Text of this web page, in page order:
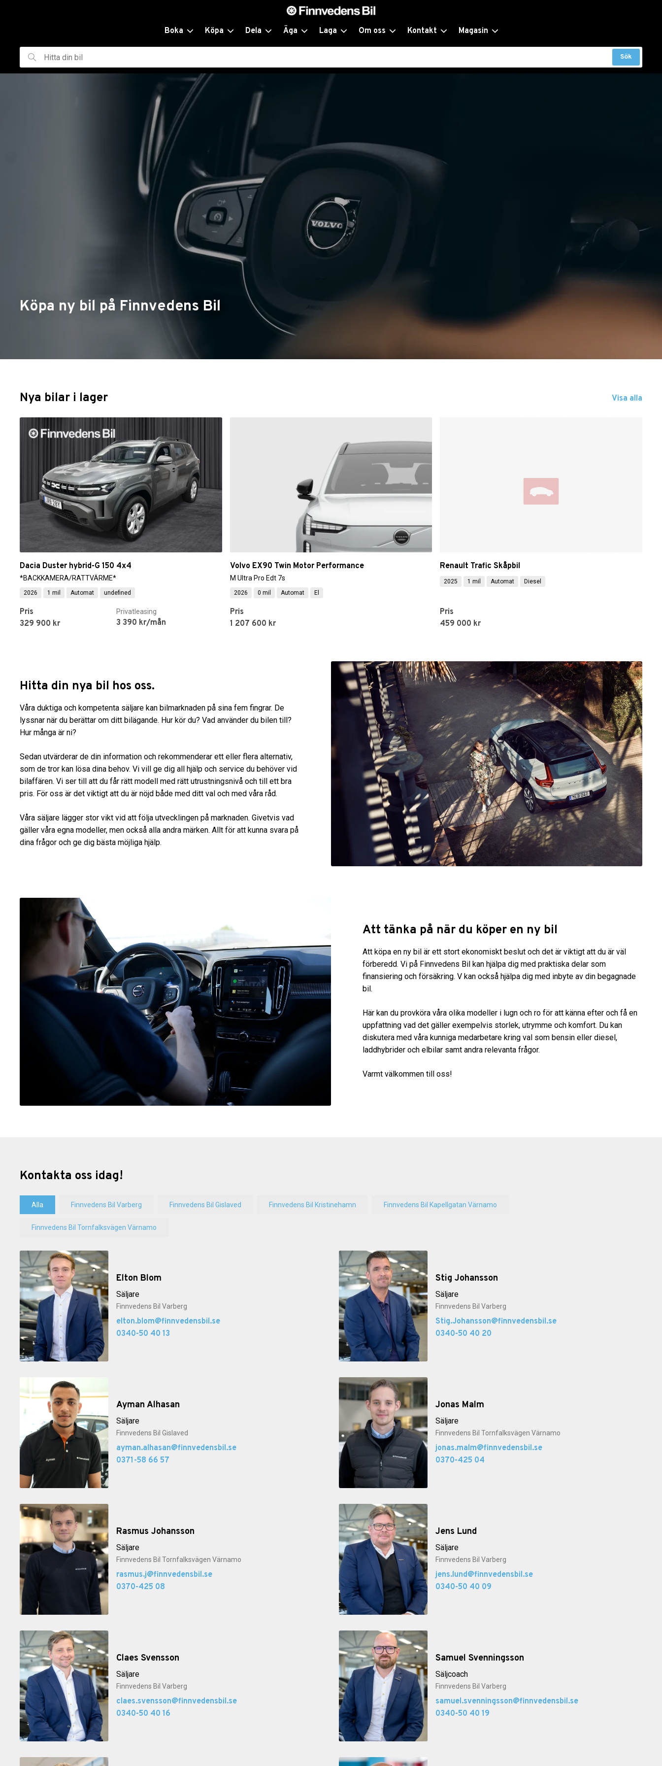
Boka
Köpa Dela Äga Laga Om oss Kontakt Magasin
Hitta
din
Sök
Köpa ny bil på Finnvedens Bil
Nya bilar i lager Visa alla
Dacia Duster hybrid-G 150 4x4
*BACKKAMERA/RATTVÄRME*
2026 1 mil Automat undefined
Pris
329 900 kr
Privatleasing
3 390 kr/mån
Volvo EX90 Twin Motor Performance
M Ultra Pro Edt 7s
2026 0 mil Automat El
Pris
1 207 600 kr
Renault Trafic Skåpbil
2025 1 mil Automat Diesel
Pris
459 000 kr
Hitta din nya bil hos oss.
Våra duktiga och kompetenta säljare kan bilmarknaden på sina fem fingrar. De
lyssnar när du berättar om ditt bilägande. Hur kör du? Vad använder du bilen till?
Hur många är ni?
Sedan utvärderar de din information och rekommenderar ett eller flera alternativ,
som de tror kan lösa dina behov. Vi vill ge dig all hjälp och service du behöver vid
bilaffären. Vi ser till att du får rätt modell med rätt utrustningsnivå och till ett bra
pris. För oss är det viktigt att du är nöjd både med ditt val och med våra råd.
Våra säljare lägger stor vikt vid att följa utvecklingen på marknaden. Givetvis vad
gäller våra egna modeller, men också alla andra märken. Allt för att kunna svara på
dina frågor och ge dig bästa möjliga hjälp.
Att tänka på när du köper en ny bil
Att köpa en ny bil är ett stort ekonomiskt beslut och det är viktigt att du är väl
förberedd. Vi på Finnvedens Bil kan hjälpa dig med praktiska delar som
finansiering och försäkring. V kan också hjälpa dig med inbyte av din begagnade
bil.
Här kan du provköra våra olika modeller i lugn och ro för att känna efter och få en
uppfattning vad det gäller exempelvis storlek, utrymme och komfort. Du kan
diskutera med våra kunniga medarbetare kring val som bensin eller diesel,
laddhybrider och elbilar samt andra relevanta frågor.
Varmt välkommen till oss!
Kontakta oss idag!
Alla Finnvedens Bil Varberg Finnvedens Bil Gislaved Finnvedens Bil Kristinehamn Finnvedens Bil Kapellgatan Värnamo
Finnvedens Bil Tornfalksvägen Värnamo
Elton Blom
Säljare
Finnvedens Bil Varberg
elton.blom@finnvedensbil.se
0340-50 40 13
Stig Johansson
Säljare
Finnvedens Bil Varberg
Stig.Johansson@finnvedensbil.se
0340-50 40 20
Ayman Alhasan
Säljare
Finnvedens Bil Gislaved
ayman.alhasan@finnvedensbil.se
0371-58 66 57
Jonas Malm
Säljare
Finnvedens Bil Tornfalksvägen Värnamo
jonas.malm@finnvedensbil.se
0370-425 04
Rasmus Johansson
Säljare
Finnvedens Bil Tornfalksvägen Värnamo
rasmus.j@finnvedensbil.se
0370-425 08
Jens Lund
Säljare
Finnvedens Bil Varberg
jens.lund@finnvedensbil.se
0340-50 40 09
Claes Svensson
Säljare
Finnvedens Bil Varberg
claes.svensson@finnvedensbil.se
0340-50 40 16
Samuel Svenningsson
Säljcoach
Finnvedens Bil Varberg
samuel.svenningsson@finnvedensbil.se
0340-50 40 19